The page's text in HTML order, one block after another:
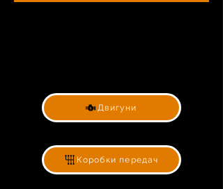
Двигуни
Коробки передач